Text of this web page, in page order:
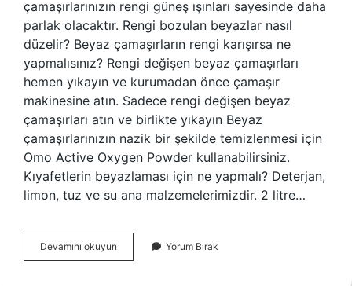
çamaşırlarınızın rengi güneş ışınları sayesinde daha
parlak olacaktır. Rengi bozulan beyazlar nasıl
düzelir? Beyaz çamaşırların rengi karışırsa ne
yapmalısınız? Rengi değişen beyaz çamaşırları
hemen yıkayın ve kurumadan önce çamaşır
makinesine atın. Sadece rengi değişen beyaz
çamaşırları atın ve birlikte yıkayın Beyaz
çamaşırlarınızın nazik bir şekilde temizlenmesi için
Omo Active Oxygen Powder kullanabilirsiniz.
Kıyafetlerin beyazlaması için ne yapmalı? Deterjan,
limon, tuz ve su ana malzemelerimizdir. 2 litre…
Devamını okuyun
Çamaşırlar
Yorum Bırak